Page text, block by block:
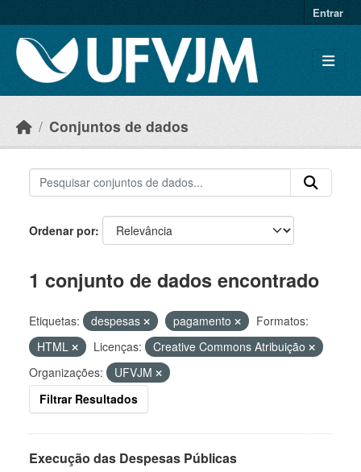
Entrar
Conjuntos de dados
Ordenar por
1 conjunto de dados encontrado
Etiquetas: despesas pagamento
Formatos:
HTML
Licenças:
Creative Commons Atribuição
Organizações:
UFVJM
Filtrar Resultados
Execução das Despesas Públicas